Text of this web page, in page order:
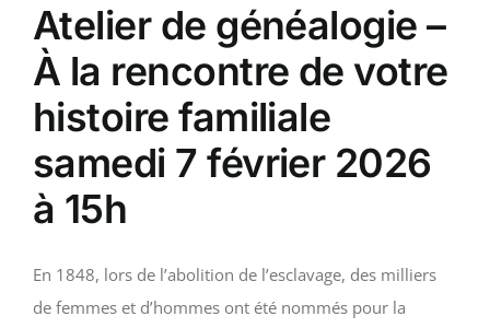
Atelier de généalogie –
À la rencontre de votre
histoire familiale
samedi 7 février 2026
à 15h
En 1848, lors de l’abolition de l’esclavage, des milliers
de femmes et d’hommes ont été nommés pour la